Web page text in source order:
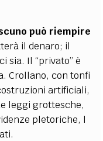
può riempire
il denaro; il
sia. Il “privato” è
Crollano, con tonfi
artificiali,
leggi grottesche,
pletoriche, l